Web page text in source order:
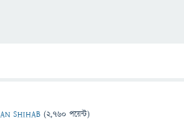
SHIHAB (2,760 পয়েন্ট)